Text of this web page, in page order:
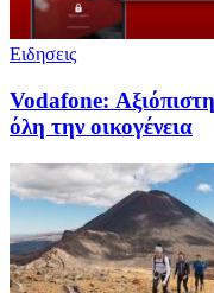
Ειδησεις
Vodafone:
όλη την οικογένεια